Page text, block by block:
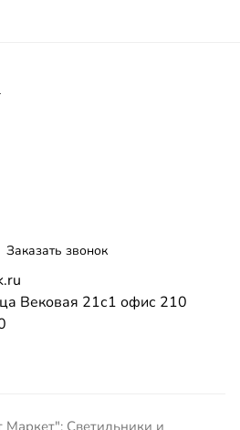
Заказать звонок
Вековая 21с1 офис 210
Светильники и